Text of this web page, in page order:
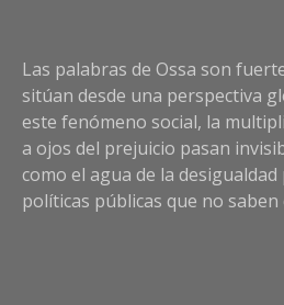
Las palabras de Ossa son
sitúan desde una perspectiva
este fenómeno social, la
a ojos del prejuicio pasan
como el agua de la
políticas públicas que no